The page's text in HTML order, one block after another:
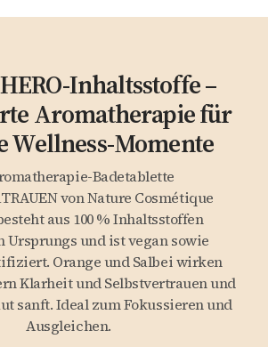
Inhaltsstoffe –
Aromatherapie für
Wellness-Momente
Badetablette
von Nature Cosmétique
aus 100 % Inhaltsstoffen
Ursprungs und ist vegan sowie
Orange und Salbei wirken
Klarheit und Selbstvertrauen und
sanft. Ideal zum Fokussieren und
Ausgleichen.